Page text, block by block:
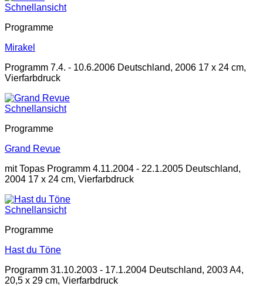
Schnellansicht
Programme
Mirakel
Programm 7.4. - 10.6.2006 Deutschland, 2006 17 x 24 cm,
Vierfarbdruck
Schnellansicht
Programme
Grand Revue
mit Topas Programm 4.11.2004 - 22.1.2005 Deutschland,
2004 17 x 24 cm, Vierfarbdruck
Schnellansicht
Programme
Hast du Töne
Programm 31.10.2003 - 17.1.2004 Deutschland, 2003 A4,
20,5 x 29 cm, Vierfarbdruck